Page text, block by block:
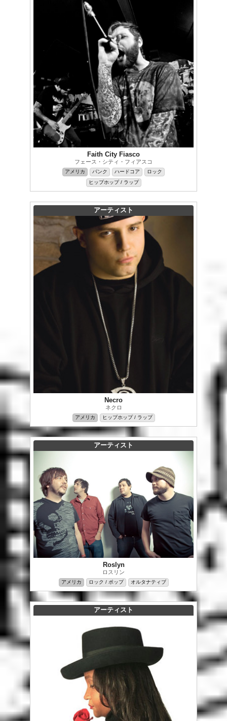
Faith City Fiasco
フェース・シティ・フィアスコ
アメリカ パンク ハードコア
ロック
ヒップホップ / ラップ
アーティスト
Necro
ネクロ
アメリカ ヒップホップ / ラップ
アーティスト
Roslyn
ロスリン
アメリカ ロック / ポップ オルタナティブ
アーティスト